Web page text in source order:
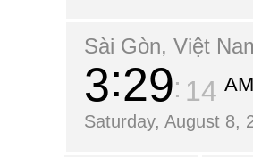
Sài Gòn, Việt
3 29 15 AM
Saturday, August 8,